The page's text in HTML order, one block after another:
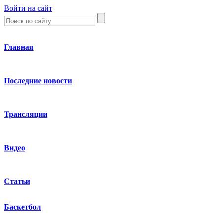
Войти на сайт
Главная
Последние новости
Трансляции
Видео
Статьи
Баскетбол